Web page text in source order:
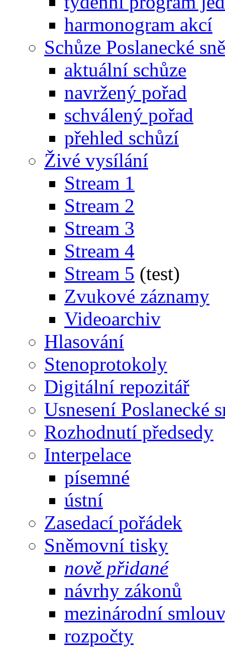
harmonogram akcí
Schůze Poslanecké
aktuální schůze
navržený pořad
schválený pořad
přehled schůzí
Živé vysílání
Stream 1
Stream 2
Stream 3
Stream 4
Stream 5 (test)
Zvukové záznamy
Videoarchiv
Hlasování
Stenoprotokoly
Digitální repozitář
Usnesení Poslanecké
Rozhodnutí předsedy
Interpelace
písemné
ústní
Zasedací pořádek
Sněmovní tisky
nově přidané
návrhy zákonů
mezinárodní
rozpočty